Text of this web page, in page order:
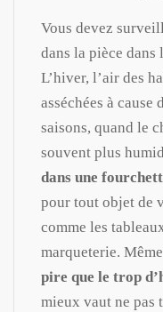
Vous devez
dans la pièce
L’hiver, l’air des
asséchées à
saisons, quand le
souvent plus
dans une
pour tout objet de
comme les
marqueterie.
pire que le trop
mieux vaut ne pas